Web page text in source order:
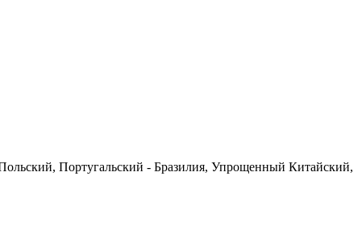
Португальский - Бразилия, Упрощенный Китайский,